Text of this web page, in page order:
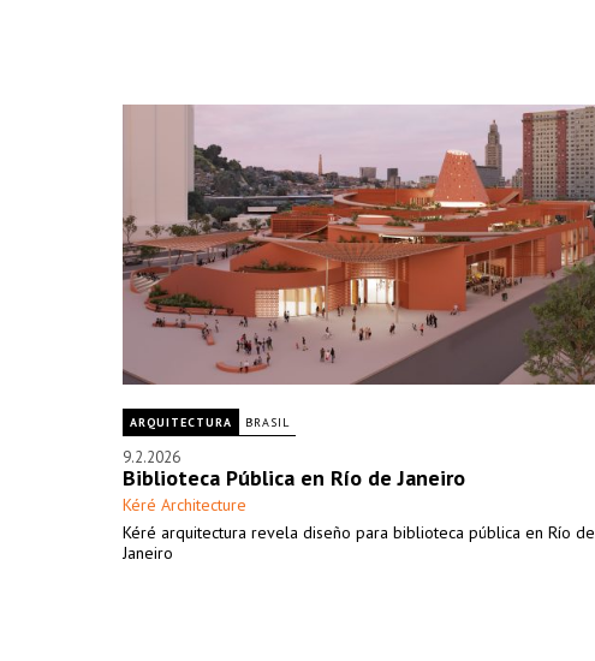
ARQUITECTURA BRASIL
9.2.2026
Biblioteca Pública en Río de Janeiro
Kéré Architecture
Kéré arquitectura revela diseño para biblioteca pública en Río de
Janeiro